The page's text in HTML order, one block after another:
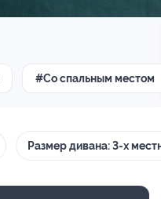
#Со спальным местом
Размер дивана: 3-х